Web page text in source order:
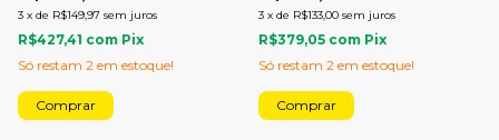
3 x de R$149,97 sem juros
R$427,41 com Pix
Só restam 2 em estoque!
3 x de R$133,00 sem juros
R$379,05 com Pix
Só restam 2 em estoque!